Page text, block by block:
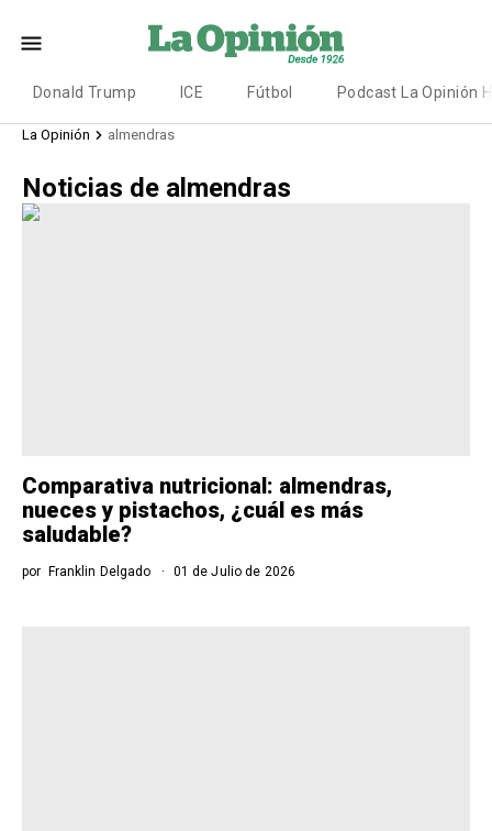
Donald Trump ICE Fútbol Podcast La Opinión
La Opinión almendras
Noticias de almendras
Comparativa nutricional: almendras,
nueces y pistachos, ¿cuál es más
saludable?
por Franklin Delgado 01 de Julio de 2026